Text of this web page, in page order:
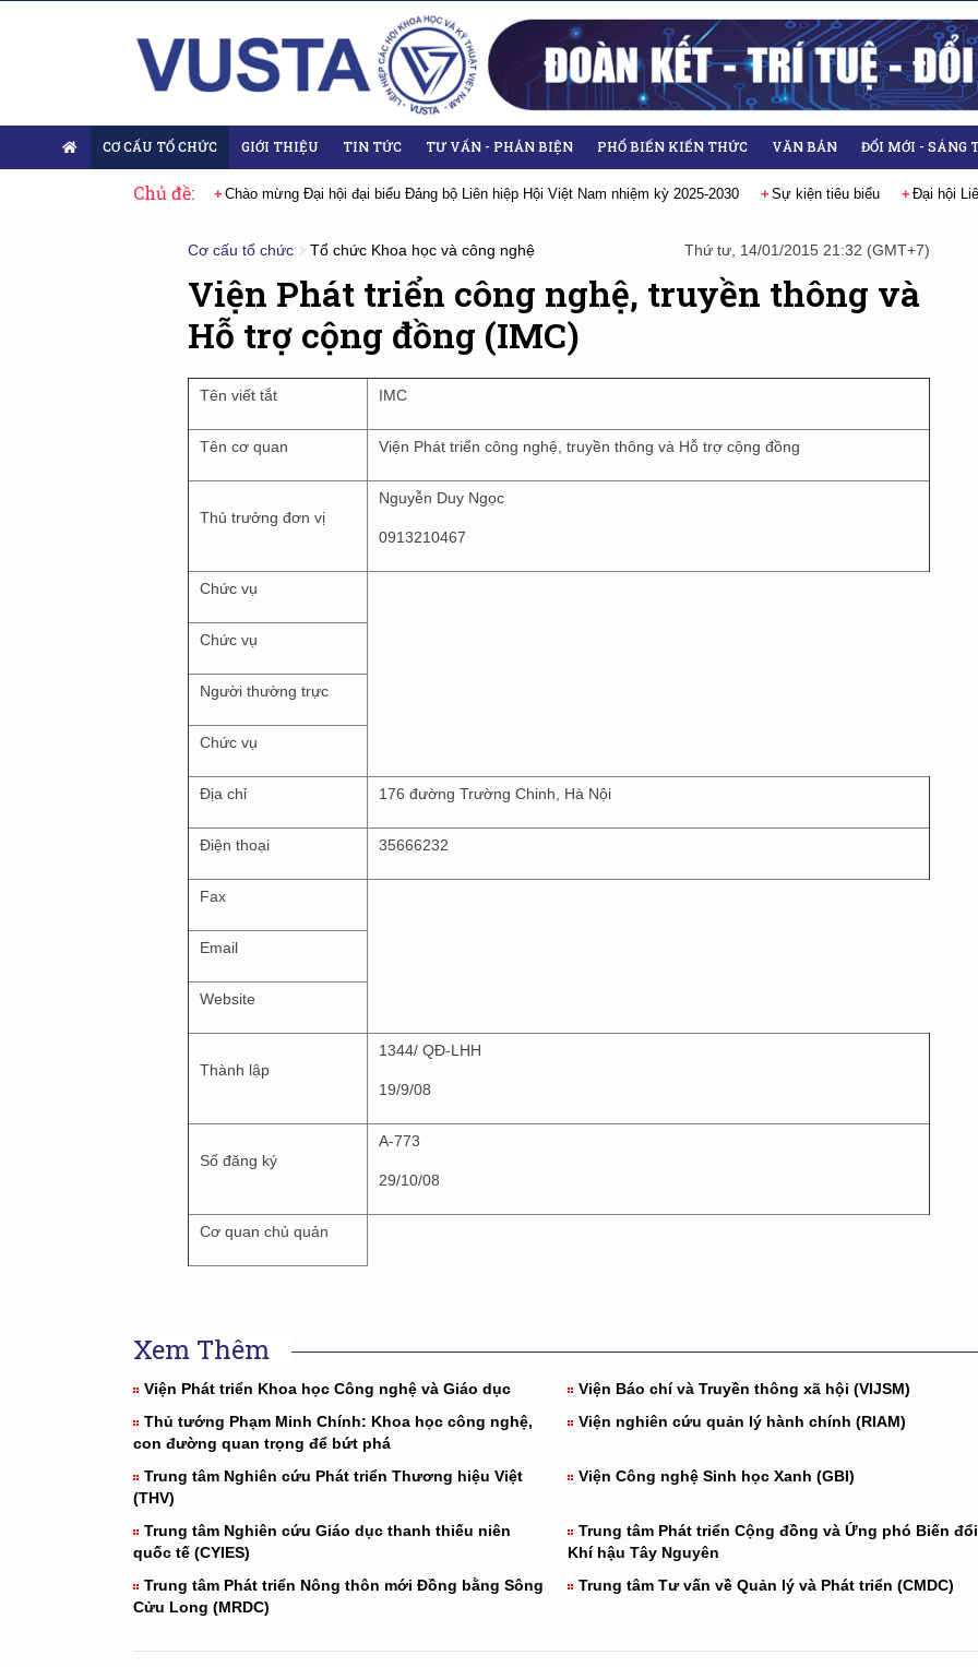
CƠ CẤU TỔ CHỨC GIỚI THIỆU TIN TỨC TƯ VẤN - PHẢN BIỆN PHỔ BIẾN KIẾN THỨC VĂN BẢN ĐỔI MỚI - SÁNG
Chủ đề:
hội lần thứ XIV của Đảng Chào mừng Đại hội đại biểu Đảng bộ Liên hiệp Hội Việt Nam nhiệm kỳ 2025-2030 Sự kiện tiêu biểu Đại hội
Cơ cấu tổ chức Tổ chức Khoa học và công nghệ Thứ tư, 14/01/2015 21:32 (GMT+7)
Viện Phát triển công nghệ, truyền thông và
Hỗ trợ cộng đồng (IMC)
Tên viết tắt IMC
Tên cơ quan Viện Phát triển công nghệ, truyền thông và Hỗ trợ cộng đồng
Thủ trưởng đơn vị
Nguyễn Duy Ngọc
0913210467
Chức vụ
Chức vụ
Người thường trực
Chức vụ
Địa chỉ 176 đường Trường Chinh, Hà Nội
Điện thoại 35666232
Fax
Email
Website
Thành lập
1344/ QĐ-LHH
19/9/08
Số đăng ký
A-773
29/10/08
Cơ quan chủ quản
Xem Thêm
Viện Phát triển Khoa học Công nghệ và Giáo dục
Viện Báo chí và Truyền thông xã hội (VIJSM)
Thủ tướng Phạm Minh Chính: Khoa học công nghệ,
con đường quan trọng để bứt phá
Viện nghiên cứu quản lý hành chính (RIAM)
Trung tâm Nghiên cứu Phát triển Thương hiệu Việt
(THV)
Viện Công nghệ Sinh học Xanh (GBI)
Trung tâm Nghiên cứu Giáo dục thanh thiếu niên
quốc tế (CYIES)
Trung tâm Phát triển Cộng đồng và Ứng phó Biến đổi
Khí hậu Tây Nguyên
Trung tâm Phát triển Nông thôn mới Đồng bằng Sông
Cửu Long (MRDC)
Trung tâm Tư vấn về Quản lý và Phát triển (CMDC)